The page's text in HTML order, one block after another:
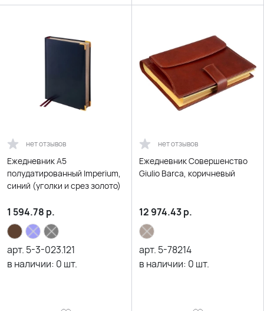
нет отзывов
Ежедневник А5
полудатированный Imperium,
синий (уголки и срез золото)
1 594.78 р.
арт. 5-3-023.121
в наличии: 0 шт.
нет отзывов
Ежедневник Совершенство
Giulio Barсa, коричневый
12 974.43р.
арт. 5-78214
в наличии: 0 шт.